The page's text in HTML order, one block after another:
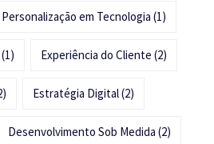
Personalização em Tecnologia (1)
(1) Experiência do Cliente (2)
Estratégia Digital(2)
Desenvolvimento Sob Medida (2)